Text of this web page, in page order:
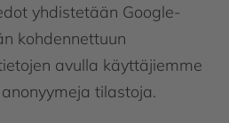
yhdistetään Google-
kohdennettuun
avulla käyttäjiemme
tilastoja.